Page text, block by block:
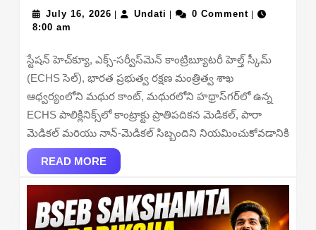
Recruitment
–
Apply
Offline
for
21
and
More
Posts
July 16, 2026 July
| Undati Undati
| 0 Comment |
8:00 am
స్టేషన్ హెచ్‌క్యూ, ఎక్స్-సర్వీస్‌మెన్ కాంట్రిబ్యూటరీ హెల్త్ స్కీమ్
(ECHS సెల్), భారత ప్రభుత్వ రక్షణ మంత్రిత్వ శాఖ
ఆధ్వర్యంలోని మథుర కాంట్, మథురలోని హథ్రాస్‌గర్‌లో ఉన్న
ECHS పాలిక్లినిక్స్‌లో కాంట్రాక్టు ప్రాతిపదికన మెడికల్, పారా
మెడికల్ మరియు నాన్-మెడికల్ సిబ్బందిని నియమించుకోవడానికి
READ MOREREAD
MORE